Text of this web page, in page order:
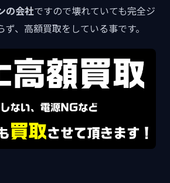
の会社ですので壊れていても完全ジ
、高額買取をしている事です。